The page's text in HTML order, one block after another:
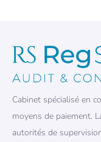
Cabinet spécialisé en
moyens de paiement.
autorités de